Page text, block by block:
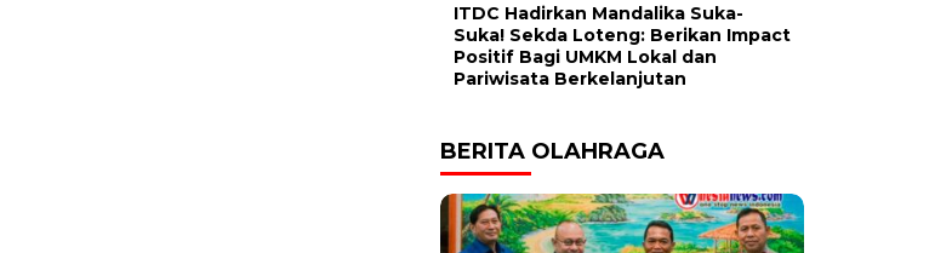
ITDC Hadirkan Mandalika Suka-
Suka! Sekda Loteng: Berikan Impact
Positif Bagi UMKM Lokal dan
Pariwisata Berkelanjutan
BERITA OLAHRAGA